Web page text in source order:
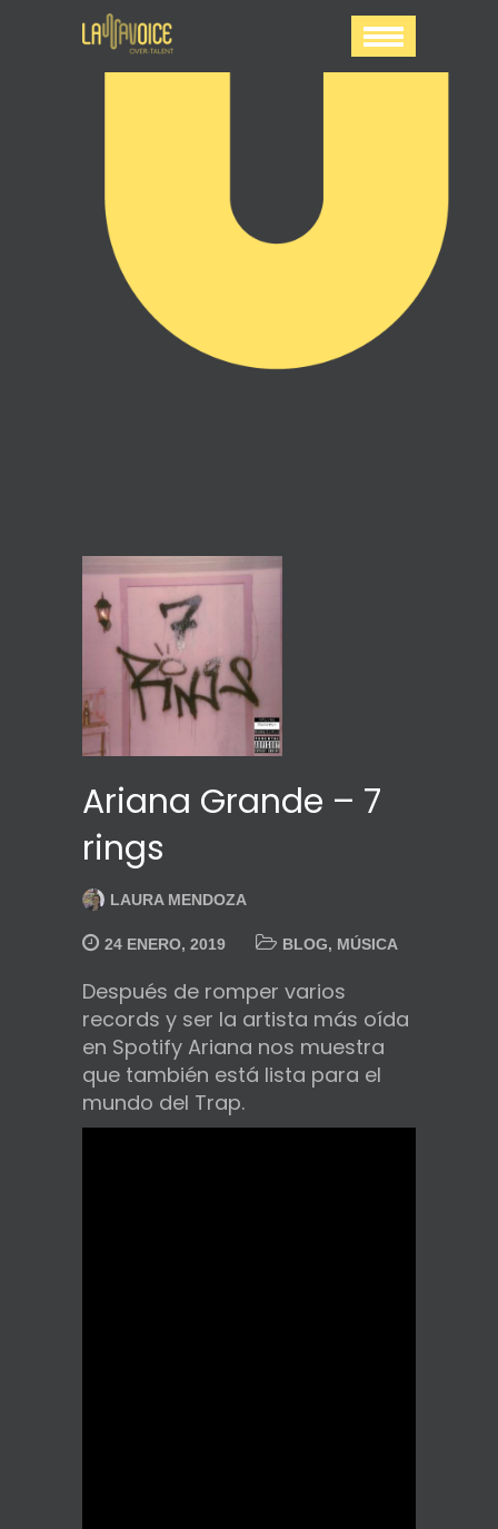
Ariana Grande – 7
rings
LAURA MENDOZA
24 ENERO, 2019 BLOG, MÚSICA
Después de romper varios
records y ser la artista más oída
en Spotify Ariana nos muestra
que también está lista para el
mundo del Trap.